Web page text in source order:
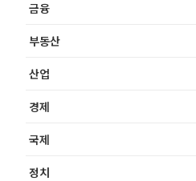
금융
부동산
산업
경제
국제
정치